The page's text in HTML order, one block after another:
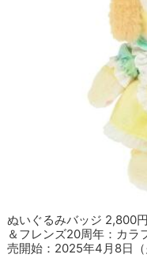
ぬいぐるみバッジ 2,800
＆フレンズ20周年：カラ
売開始：2025年4月8日（